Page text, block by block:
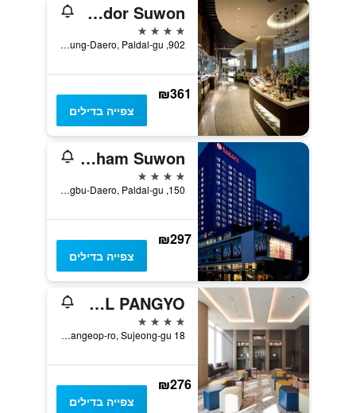
Novotel Ambassador Suwon
4 כוכבים
902, Dukyoung-Daero, Paldal-gu, סואון, דרום קוריאה
₪361
צפייה בדילים
Ramada Plaza by Wyndham Suwon
4 כוכבים
150, Jungbu-Daero, Paldal-gu, סואון, דרום קוריאה
₪297
צפייה בדילים
NINE TREE BY PARNAS SEOUL PANGYO
4 כוכבים
18 Changeop-ro, Sujeong-gu, סיאונגנאם, דרום קוריאה
₪276
צפייה בדילים